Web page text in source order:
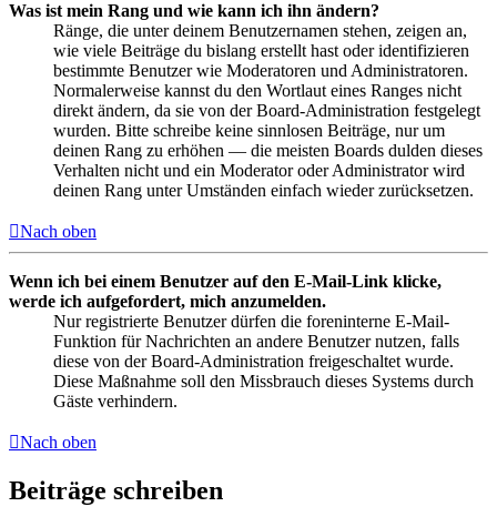
Was ist mein Rang und wie kann ich ihn ändern?
Ränge, die unter deinem Benutzernamen stehen, zeigen an,
wie viele Beiträge du bislang erstellt hast oder identifizieren
bestimmte Benutzer wie Moderatoren und Administratoren.
Normalerweise kannst du den Wortlaut eines Ranges nicht
direkt ändern, da sie von der Board-Administration festgelegt
wurden. Bitte schreibe keine sinnlosen Beiträge, nur um
deinen Rang zu erhöhen — die meisten Boards dulden dieses
Verhalten nicht und ein Moderator oder Administrator wird
deinen Rang unter Umständen einfach wieder zurücksetzen.
Nach oben
Wenn ich bei einem Benutzer auf den E-Mail-Link klicke,
werde ich aufgefordert, mich anzumelden.
Nur registrierte Benutzer dürfen die foreninterne E-Mail-
Funktion für Nachrichten an andere Benutzer nutzen, falls
diese von der Board-Administration freigeschaltet wurde.
Diese Maßnahme soll den Missbrauch dieses Systems durch
Gäste verhindern.
Nach oben
Beiträge schreiben